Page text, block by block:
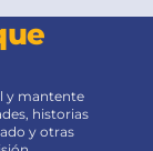
y mantente
historias
y otras